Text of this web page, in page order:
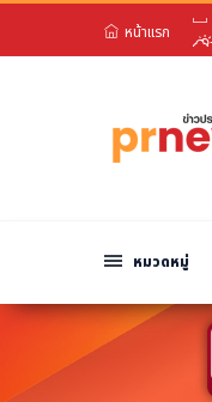
หมวดหมู่
สินค้า, บริการ
บันเทิง
นักแสดง, นักร้อง, โมเดล
อินฟลูเอนเซอร์
หน้าแรก
หมวดหมู่